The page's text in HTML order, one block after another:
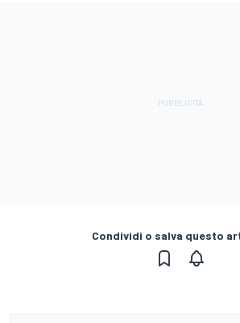
Condividi o salva questo